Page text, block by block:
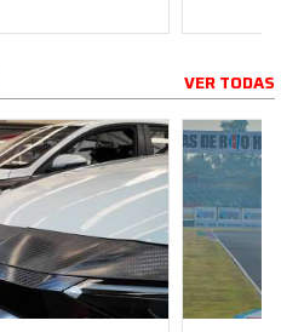
VER TODAS